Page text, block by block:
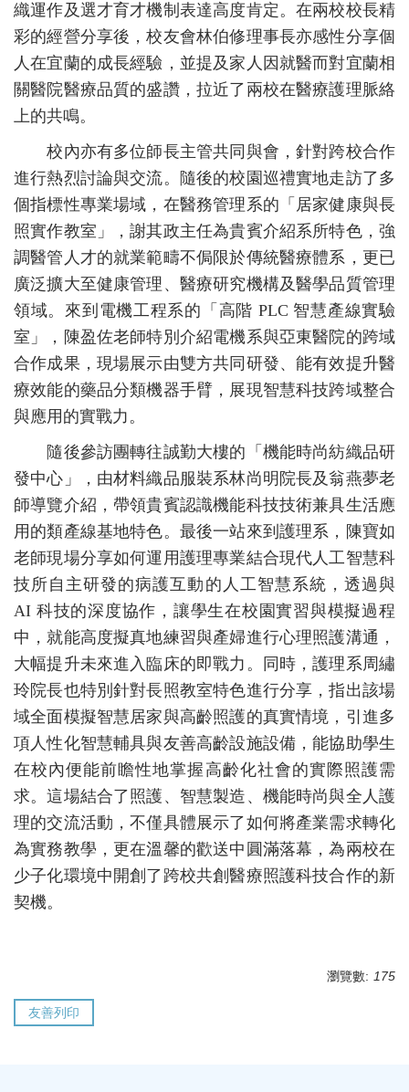
織運作及選才育才機制表達高度肯定。在兩校校長精
彩的經營分享後，校友會林伯修理事長亦感性分享個
人在宜蘭的成長經驗，並提及家人因就醫而對宜蘭相
關醫院醫療品質的盛讚，拉近了兩校在醫療護理脈絡
上的共鳴。
校內亦有多位師長主管共同與會，針對跨校合作
進行熱烈討論與交流。隨後的校園巡禮實地走訪了多
個指標性專業場域，在醫務管理系的「居家健康與長
照實作教室」，謝其政主任為貴賓介紹系所特色，強
調醫管人才的就業範疇不侷限於傳統醫療體系，更已
廣泛擴大至健康管理、醫療研究機構及醫學品質管理
領域。來到電機工程系的「高階 PLC 智慧產線實驗
室」，陳盈佐老師特別介紹電機系與亞東醫院的跨域
合作成果，現場展示由雙方共同研發、能有效提升醫
療效能的藥品分類機器手臂，展現智慧科技跨域整合
與應用的實戰力。
隨後參訪團轉往誠勤大樓的「機能時尚紡織品研
發中心」，由材料織品服裝系林尚明院長及翁燕夢老
師導覽介紹，帶領貴賓認識機能科技技術兼具生活應
用的類產線基地特色。最後一站來到護理系，陳寶如
老師現場分享如何運用護理專業結合現代人工智慧科
技所自主研發的病護互動的人工智慧系統，透過與
AI 科技的深度協作，讓學生在校園實習與模擬過程
中，就能高度擬真地練習與產婦進行心理照護溝通，
大幅提升未來進入臨床的即戰力。同時，護理系周繡
玲院長也特別針對長照教室特色進行分享，指出該場
域全面模擬智慧居家與高齡照護的真實情境，引進多
項人性化智慧輔具與友善高齡設施設備，能協助學生
在校內便能前瞻性地掌握高齡化社會的實際照護需
求。這場結合了照護、智慧製造、機能時尚與全人護
理的交流活動，不僅具體展示了如何將產業需求轉化
為實務教學，更在溫馨的歡送中圓滿落幕，為兩校在
少子化環境中開創了跨校共創醫療照護科技合作的新
契機。
瀏覽數: 175
友善列印